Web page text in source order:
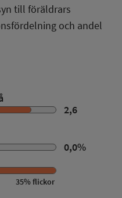
till föräldrars
och andel
2,6
0,0%
35%flickor